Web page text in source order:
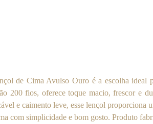
de Cima Avulso Ouro é a escolha ideal
200 fios, oferece toque macio, frescor e
e caimento leve, esse lençol proporciona
com simplicidade e bom gosto. Produto